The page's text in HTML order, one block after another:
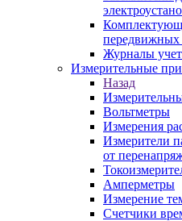
передвижных
Журналы
Измерительные
Назад
Вольтметры
Измерения
Измерители
от
Амперметры
Измерение
Счетчики